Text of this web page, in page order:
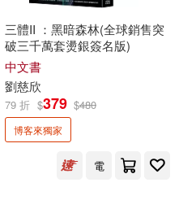
(2)
化(3)
(3)
三體II ：黑暗森林(全球銷售突
破三千萬套燙銀簽名版)
中文書
劉慈欣
79 折 $379 $480
博客來獨家
電